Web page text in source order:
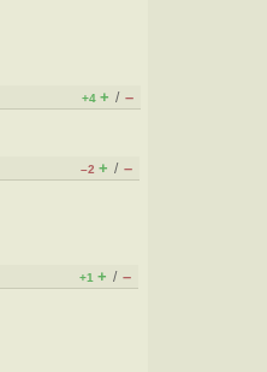
+4 + / –
–2 + / –
+1 + / –